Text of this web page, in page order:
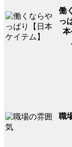
働
っ
本
職